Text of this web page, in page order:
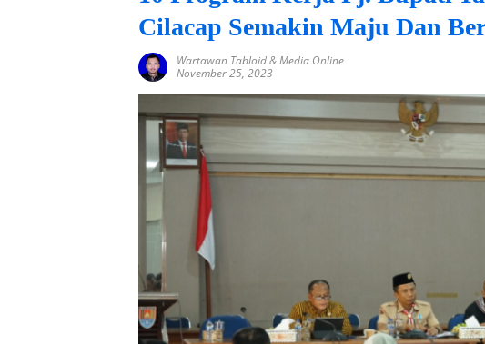
Cilacap Semakin Maju Dan
Wartawan Tabloid & Media Online
November 25, 2023